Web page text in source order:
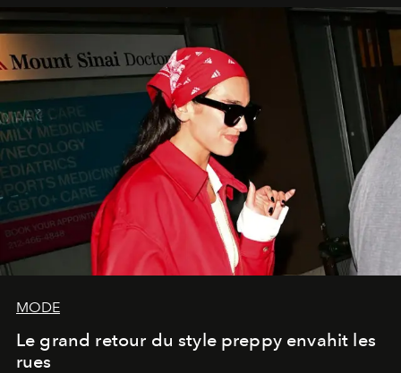
MODE
Le grand retour du style preppy envahit les
rues